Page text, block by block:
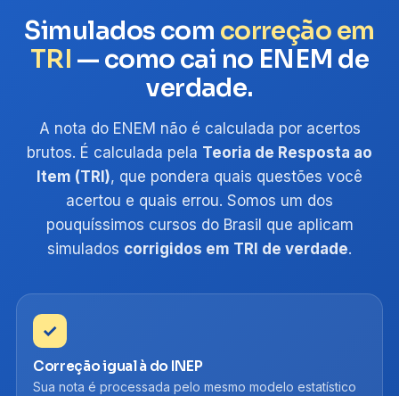
Simulados com correção em
TRI — como cai no ENEM de
verdade.
A nota do ENEM não é calculada por acertos
brutos. É calculada pela Teoria de Resposta ao
Item (TRI), que pondera quais questões você
acertou e quais errou. Somos um dos
pouquíssimos cursos do Brasil que aplicam
simulados corrigidos em TRI de verdade.
✓
Correção igual à do INEP
Sua nota é processada pelo mesmo modelo estatístico